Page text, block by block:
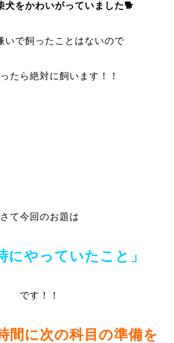
犬をかわいがっていました🐕
いで飼ったことはないので
たら絶対に飼います！！
さて今回のお題は
にやっていたこと」
です！！
間に次の科目の準備を